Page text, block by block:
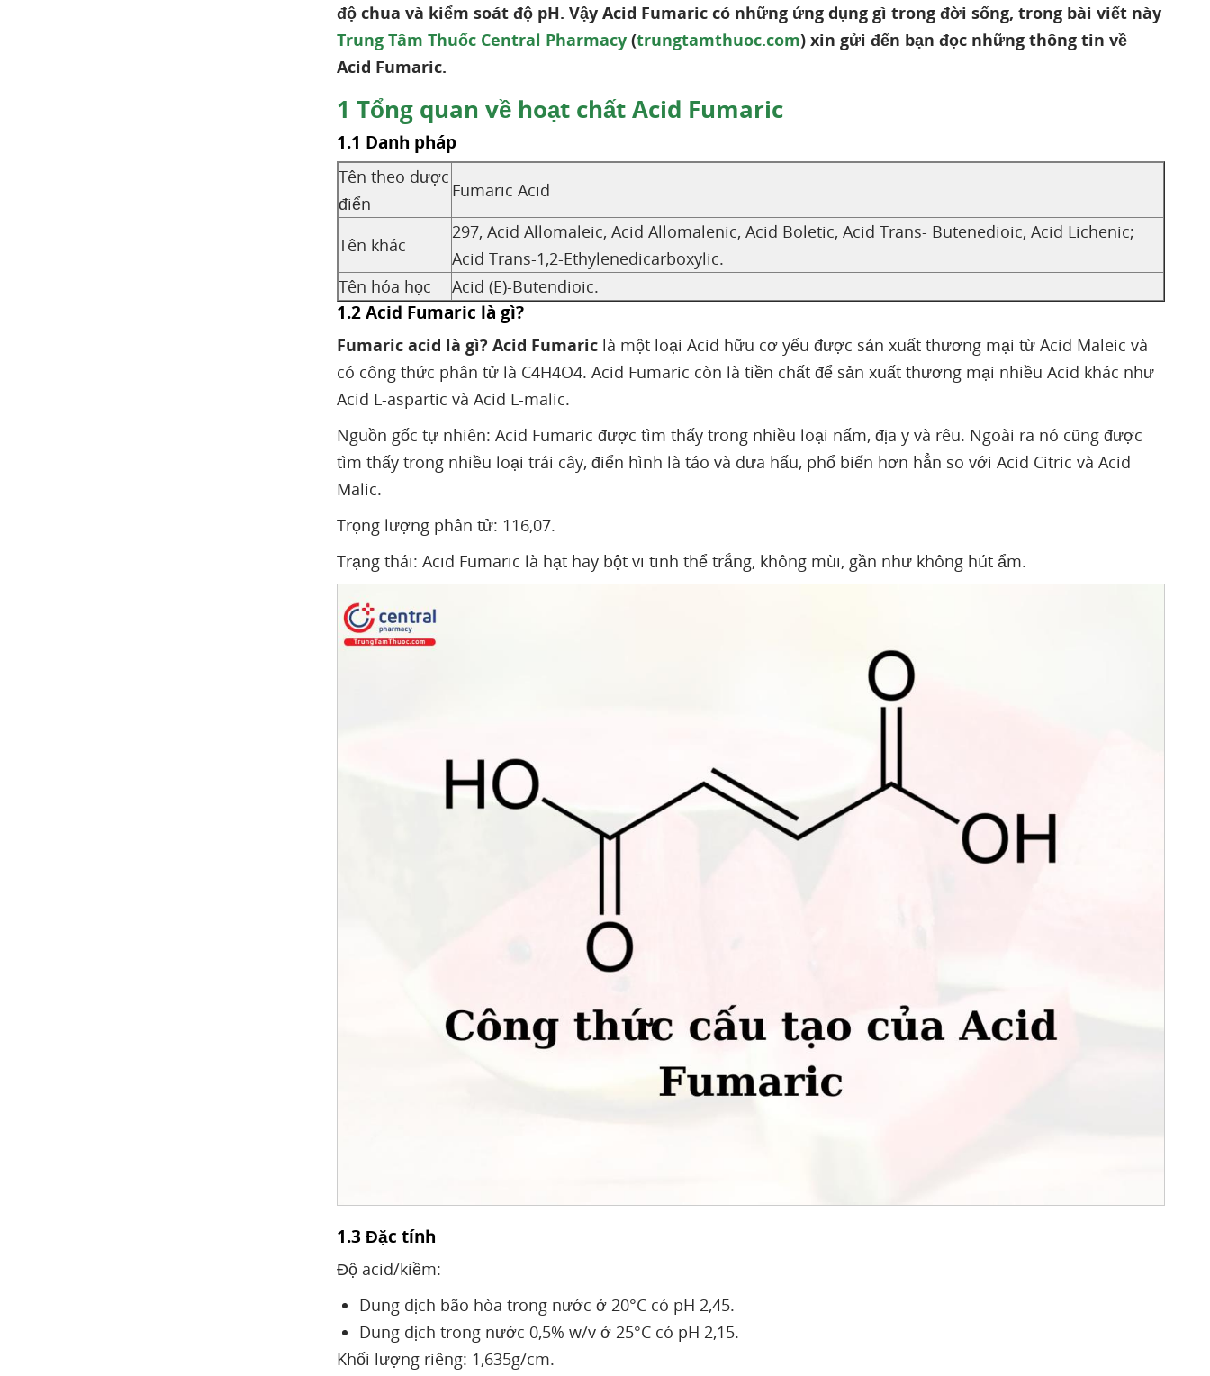
độ chua và kiểm soát độ pH. Vậy Acid Fumaric có những ứng dụng gì trong đời sống, trong bài viết này
Trung Tâm Thuốc Central Pharmacy(trungtamthuoc.com) xin gửi đến bạn đọc những thông tin về
Acid Fumaric.
1 Tổng quan về hoạt chất Acid Fumaric
1.1 Danh pháp
Tên theo dược
điển
Fumaric Acid
Tên khác
297, Acid Allomaleic, Acid Allomalenic, Acid Boletic, Acid Trans- Butenedioic, Acid Lichenic;
Acid Trans-1,2-Ethylenedicarboxylic.
Tên hóa học
Acid (E)-Butendioic.
1.2 Acid Fumaric là gì?
Fumaric acid là gì? Acid Fumariclà một loại Acid hữu cơ yếu được sản xuất thương mại từ Acid Maleic và
có công thức phân tử là C4H4O4. Acid Fumaric còn là tiền chất để sản xuất thương mại nhiều Acid khác như
Acid L-aspartic và Acid L-malic.
Nguồn gốc tự nhiên: Acid Fumaric được tìm thấy trong nhiều loại nấm, địa y và rêu. Ngoài ra nó cũng được
tìm thấy trong nhiều loại trái cây, điển hình là táo và dưa hấu, phổ biến hơn hẳn so với Acid Citric và Acid
Malic.
Trọng lượng phân tử: 116,07.
Trạng thái: Acid Fumaric là hạt hay bột vi tinh thể trắng, không mùi, gần như không hút ẩm.
1.3 Đặc tính
Độ acid/kiềm:
Dung dịch bão hòa trong nước ở 20°C có pH 2,45.
Dung dịch trong nước 0,5% w/v ở 25°C có pH 2,15.
Khối lượng riêng: 1,635g/cm.